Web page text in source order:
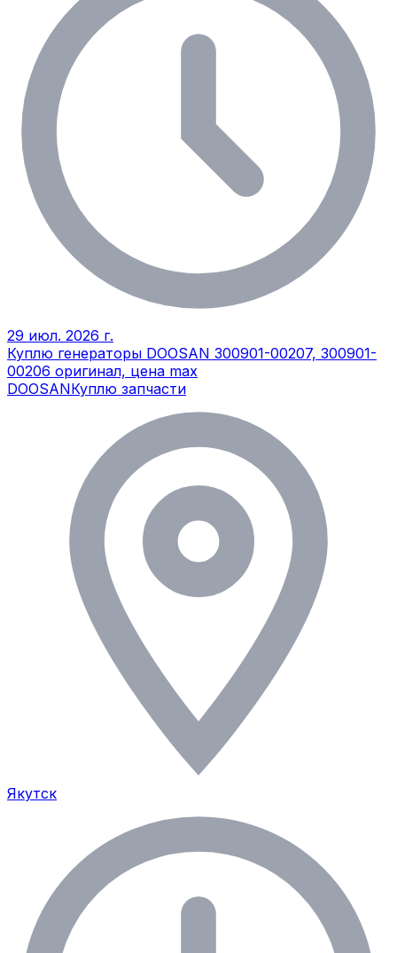
29 июл. 2026 г.
Куплю генераторы DOOSAN 300901-00207, 300901-
00206 оригинал, цена max
DOOSANКуплю запчасти
Якутск